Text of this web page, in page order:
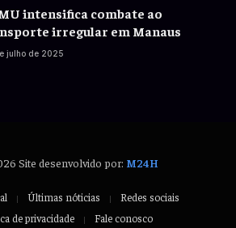
intensifica combate ao
irregular em Manaus
julho de 2025
Site desenvolvido por: M24H
Últimas nóticias
Redes sociais
de privacidade
Fale conosco